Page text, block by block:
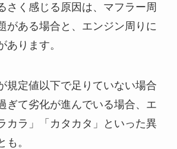
さく感じる原因は、マフラー周
がある場合と、エンジン周りに
あります。
規定値以下で足りていない場合
ぎて劣化が進んでいる場合、エ
カラ」「カタカタ」といった異
も。